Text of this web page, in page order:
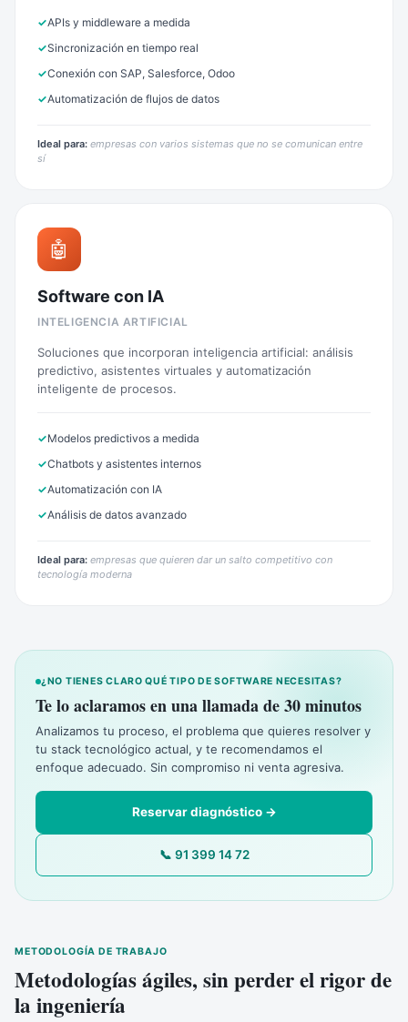
APIs y middleware a medida
Sincronización en tiempo real
Conexión con SAP, Salesforce, Odoo
Automatización de flujos de datos
Ideal para: empresas con varios sistemas que no se comunican entre
sí
🤖
Software con IA
INTELIGENCIA ARTIFICIAL
Soluciones que incorporan inteligencia artificial: análisis
predictivo, asistentes virtuales y automatización
inteligente de procesos.
Modelos predictivos a medida
Chatbots y asistentes internos
Automatización con IA
Análisis de datos avanzado
Ideal para: empresas que quieren dar un salto competitivo con
tecnología moderna
¿NO TIENES CLARO QUÉ TIPO DE SOFTWARE NECESITAS?
Te lo aclaramos en una llamada de 30 minutos
Analizamos tu proceso, el problema que quieres resolver y
tu stack tecnológico actual, y te recomendamos el
enfoque adecuado. Sin compromiso ni venta agresiva.
Reservar diagnóstico →
📞 91 399 14 72
METODOLOGÍA DE TRABAJO
Metodologías ágiles, sin perder el rigor de
la ingeniería